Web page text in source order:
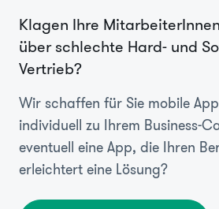
Klagen Ihre
über schlechte Hard- und
Vertrieb?
Wir schaffen für Sie mobile
individuell zu Ihrem Business-
eventuell eine App, die Ihren
erleichtert eine Lösung?